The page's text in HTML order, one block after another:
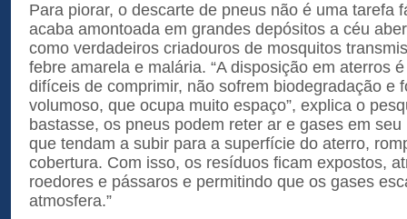
Para piorar, o descarte de pneus não é uma tarefa
acaba amontoada em grandes depósitos a céu
como verdadeiros criadouros de mosquitos
febre amarela e malária. “A disposição em aterros
difíceis de comprimir, não sofrem biodegradação e
volumoso, que ocupa muito espaço”, explica o
bastasse, os pneus podem reter ar e gases em
que tendam a subir para a superfície do aterro,
cobertura. Com isso, os resíduos ficam expostos,
roedores e pássaros e permitindo que os gases
atmosfera.”